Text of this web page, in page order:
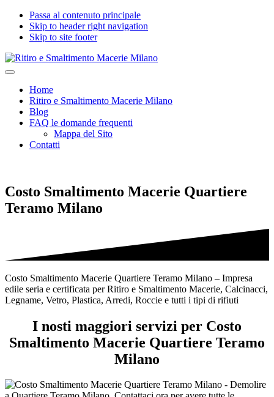
Passa al contenuto principale
Skip to header right navigation
Skip to site footer
Ritiro
Smaltimento
Macerie
Milano
Impresa
seria
certificata
Legname,
Plastica,
tipi
di
rifiuti
Menu
Home
Ritiro e Smaltimento Macerie Milano
Blog
FAQ le domande frequenti
Mappa del Sito
Contatti
Costo Smaltimento Macerie Quartiere
Teramo Milano
Costo Smaltimento Macerie Quartiere Teramo Milano – Impresa
edile seria e certificata per Ritiro e Smaltimento Macerie, Calcinacci,
Legname, Vetro, Plastica, Arredi, Roccie e tutti i tipi di rifiuti
I nosti maggiori servizi per Costo
Smaltimento Macerie Quartiere Teramo
Milano